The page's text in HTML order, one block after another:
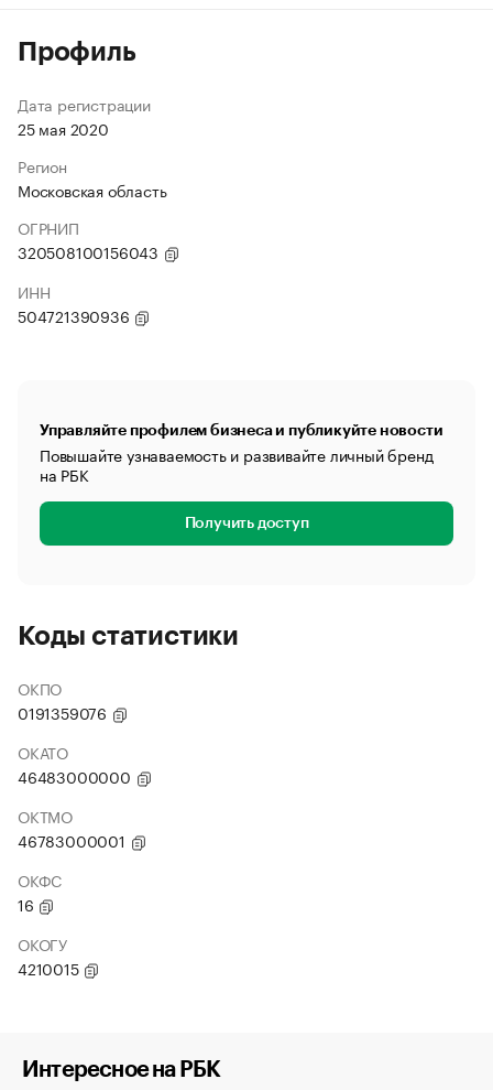
Профиль
Дата регистрации
25 мая 2020
Регион
Московская область
ОГРНИП
320508100156043
ИНН
504721390936
Управляйте профилем бизнеса и публикуйте новости
Повышайте узнаваемость и развивайте личный бренд
на РБК
Получить доступ
Коды статистики
ОКПО
0191359076
ОКАТО
46483000000
ОКТМО
46783000001
ОКФС
16
ОКОГУ
4210015
Интересное на РБК